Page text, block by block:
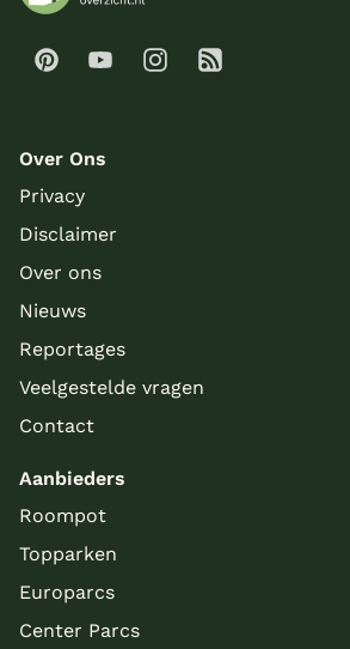
Over Ons
Privacy
Disclaimer
Over ons
Nieuws
Reportages
Veelgestelde vragen
Contact
Aanbieders
Roompot
Topparken
Europarcs
Center Parcs